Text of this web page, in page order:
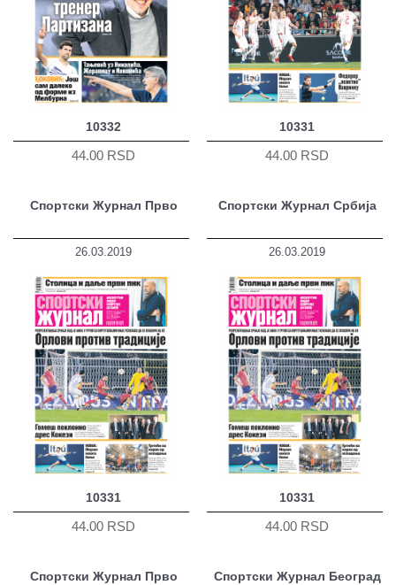
10332
44.00 RSD
10331
44.00 RSD
Спортски Журнал Прво
26.03.2019
10331
44.00 RSD
Спортски Журнал Србија
26.03.2019
10331
44.00 RSD
Спортски Журнал Прво Спортски Журнал Београд